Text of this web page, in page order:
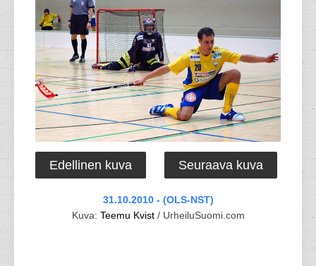
Edellinen kuva Seuraava kuva
31.10.2010 - (OLS-NST)
Kuva: Teemu Kvist/ UrheiluSuomi.com